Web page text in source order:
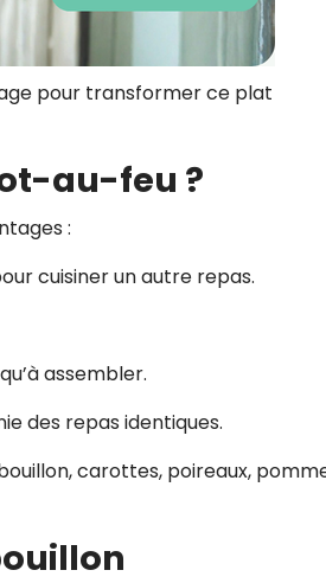
pour transformer ce plat
au-feu ?
:
cuisiner un autre repas.
assembler.
des repas identiques.
carottes, poireaux,
Votre adresse email sera utilisée par Digital Prisma
envoyer votre newsletter contenant des offres
personnalisées. Vous pourrez vous désinscrire en
désabonnement intégré dans la newsletter. Pour en
exercer vos droits, prenez connaissance de notre